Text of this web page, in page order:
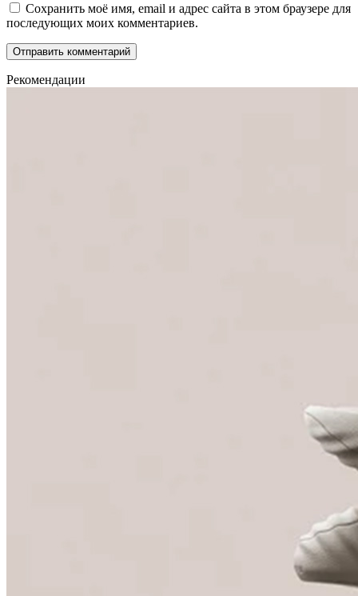
Сохранить моё имя, email и адрес сайта в этом браузере для
последующих моих комментариев.
Рекомендации